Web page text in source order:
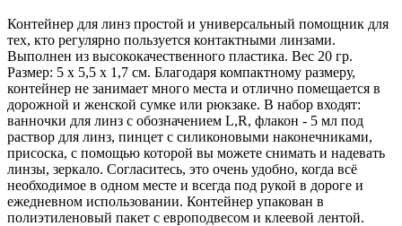
Контейнер для линз простой и универсальный помощник для
тех, кто регулярно пользуется контактными линзами.
Выполнен из высококачественного пластика. Вес 20 гр.
Размер: 5 x 5,5 x 1,7 см. Благодаря компактному размеру,
контейнер не занимает много места и отлично помещается в
дорожной и женской сумке или рюкзаке. В набор входят:
ванночки для линз с обозначением L,R, флакон - 5 мл под
раствор для линз, пинцет с силиконовыми наконечниками,
присоска, с помощью которой вы можете снимать и надевать
линзы, зеркало. Согласитесь, это очень удобно, когда всё
необходимое в одном месте и всегда под рукой в дороге и
ежедневном использовании. Контейнер упакован в
полиэтиленовый пакет с европодвесом и клеевой лентой.